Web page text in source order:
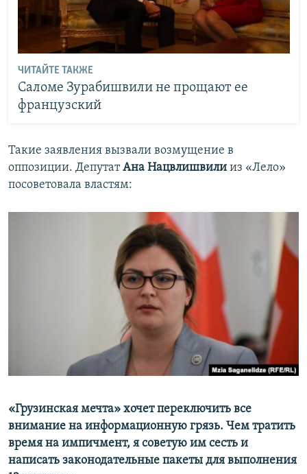
ЧИТАЙТЕ ТАКЖЕ
Саломе Зурабишвили не прощают ее
французский
Такие заявления вызвали возмущение в
оппозиции. ДепутатАна Нацвлишвили из «Лело»
посоветовала властям:
«Грузинская мечта» хочет переключить все
внимание на информационную грязь. Чем тратить
время на импичмент, я советую им сесть и
написать законодательные пакеты для выполнения